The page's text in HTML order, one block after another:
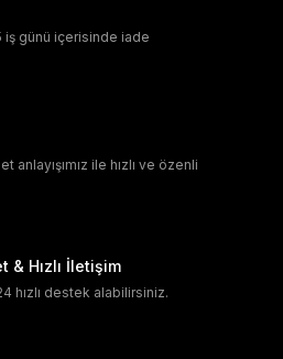
iş günü içerisinde iade
ile hızlı ve özenli
& Hızlı İletişim
hızlı destek alabilirsiniz.